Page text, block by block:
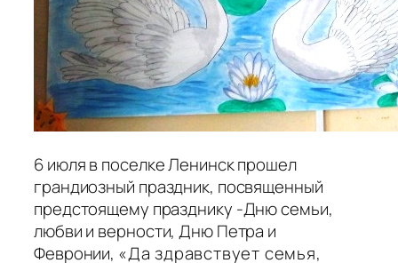
6 июля в поселке Ленинск прошел
грандиозный праздник, посвященный
предстоящему празднику -Дню семьи,
любви и верности, Дню Петра и
Февронии, «Да здравствует семья,